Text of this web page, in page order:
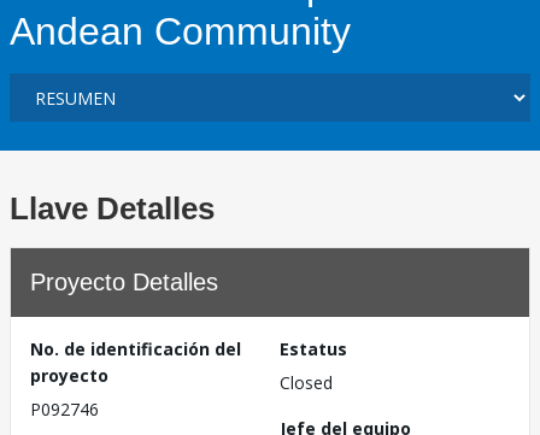
Andean Community
Llave Detalles
Proyecto Detalles
No. de identificación del
proyecto
P092746
Estatus
Closed
Jefe del equipo